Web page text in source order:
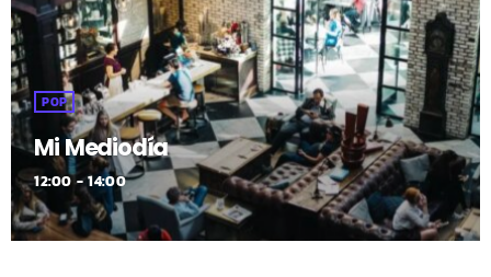
POP
Mi Mediodía
12:00 - 14:00